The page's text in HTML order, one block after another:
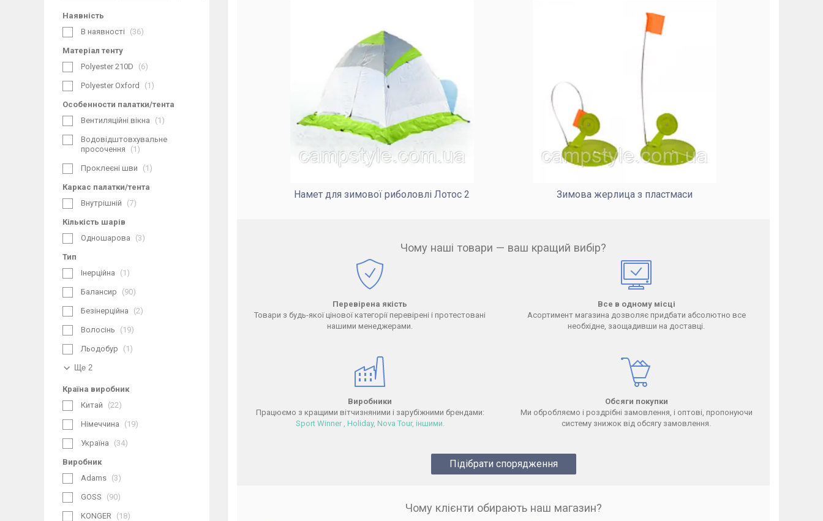
Парасольковий механізм, висока міцність
верхнього покриття і компактність у
складеному вигляді роблять цю палатку
лідером продажів серед вітчизняних
Намет для зимової риболовлі Лотос 2
Важливий елемент для зимової риболовлі.
Зроблений з морозостійкого матеріалу, з
пружинним кріпленням прапорця. Відмінно
підійде для лову великої хижої риби.
Зимова жерлица з пластмаси
Чому наші товари — ваш кращий вибір?
Перевірена якість
Товари з будь-якої цінової категорії перевірені і протестовані
нашими менеджерами.
Все в одному місці
Асортимент магазина дозволяє придбати абсолютно все
необхідне, заощадивши на доставці.
Виробники
Працюємо з кращими вітчизняними і зарубіжними брендами:
Sport Winner , Holiday, Nova Tour, іншими.
Обсяги покупки
Ми обробляємо і роздрібні замовлення, і оптові, пропонуючи
систему знижок від обсягу замовлення.
Підібрати спорядження
Чому клієнти обирають наш магазин?
Наявність
В наявності
36
Матеріал тенту
Polyester 210D
6
Polyester Oxford 1
Особенности палатки/тента
Вентиляційні вікна
1
Водовідштовхувальне
просочення
1
Проклеєні шви 1
Каркас палатки/тента
Внутрішній
7
Кількість шарів
Одношарова
3
Тип
Інерційна
1
Балансир 90
Безінерційна 2
Волосінь 19
Льодобур 1
Ще 2
Країна виробник
Китай
22
Німеччина 19
Україна 34
Виробник
Adams
3
GOSS 90
KONGER 18